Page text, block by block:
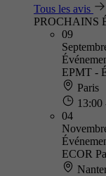
Tous les avis
PROCHAINS
09
EPMT -
Paris
13:00
04
ECOR